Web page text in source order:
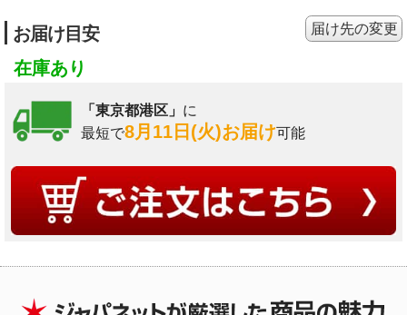
お届け目安
在庫あり
「東京都港区」 に
最短で8月11日(火)お届け可能
届け先の変更